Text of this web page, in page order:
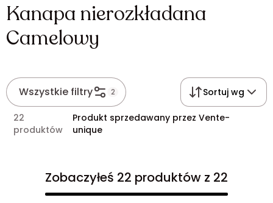
Kanapa nierozkładana
Camelowy
Wszystkie filtry 2 Sortuj wg
22
produktów
Produkt sprzedawany przez Vente-
unique
Zobaczyłeś 22 produktów z 22